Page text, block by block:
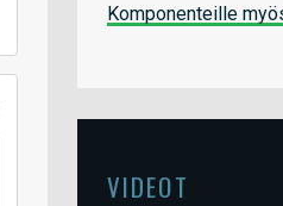
Komponenteille
VIDEOT